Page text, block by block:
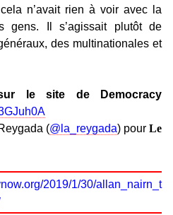
n’avait rien à voir avec la
gens. Il s’agissait plutôt de
des multinationales et
le site de Democracy
(@la_reygada) pour Le
2019/1/30/allan_nairn_t